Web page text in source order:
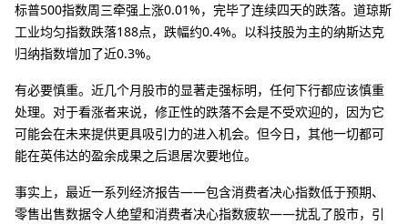
标普500指数周三牵强上涨0.01%，完毕了连续四天的跌落。道琼斯
工业均匀指数跌落188点，跌幅约0.4%。以科技股为主的纳斯达克
归纳指数增加了近0.3%。
有必要慎重。近几个月股市的显著走强标明，任何下行都应该慎重
处理。对于看涨者来说，修正性的跌落不会是不受欢迎的，因为它
可能会在未来提供更具吸引力的进入机会。但今日，其他一切都可
能在英伟达的盈余成果之后退居次要地位。
事实上，最近一系列经济报告——包含消费者决心指数低于预期、
零售出售数据令人绝望和消费者决心指数疲软——扰乱了股市，引